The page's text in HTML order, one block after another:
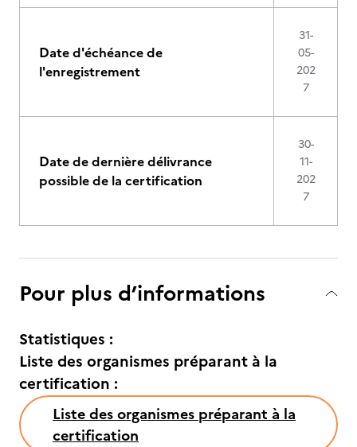
Date d'échéance de
l'enregistrement
31-
05-
202
7
Date de dernière délivrance
possible de la certification
30-
11-
202
7
Pour plus d’informations
Statistiques :
Liste des organismes préparant à la
certification :
Liste des organismes préparant à la
certification